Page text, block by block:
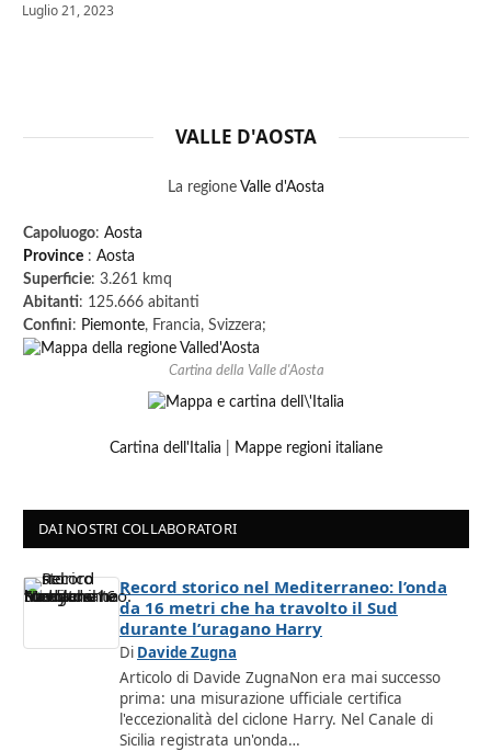
Luglio 21, 2023
VALLE D'AOSTA
La regione Valle d'Aosta
Capoluogo: Aosta
Province : Aosta
Superficie: 3.261 kmq
Abitanti: 125.666 abitanti
Confini: Piemonte, Francia, Svizzera;
Cartina della Valle d'Aosta
Cartina dell'Italia Mappe regioni italiane
DAI NOSTRI COLLABORATORI
Record storico nel Mediterraneo: l’onda
da 16 metri che ha travolto il Sud
durante l’uragano Harry
Di Davide Zugna
Articolo di Davide ZugnaNon era mai successo
prima: una misurazione ufficiale certifica
l'eccezionalità del ciclone Harry. Nel Canale di
Sicilia registrata un'onda…